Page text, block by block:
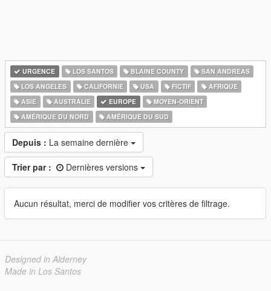
URGENCE LOS SANTOS BLAINE COUNTY
SAN ANDREAS
LOS ANGELES
CALIFORNIE USA FICTIF
AFRIQUE
ASIE
AUSTRALIE EUROPE
MOYEN-ORIENT
AMÉRIQUE DU NORD
AMÉRIQUE DU SUD
Depuis : La semaine dernière
Trier par : Dernières versions
Aucun résultat, merci de modifier vos critères de filtrage.
Designed in Alderney
Made in Los Santos